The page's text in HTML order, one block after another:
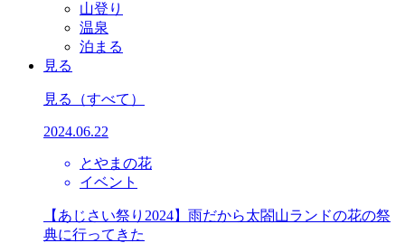
山登り
温泉
泊まる
見る
見る （すべて）
2024.06.22
とやまの花
イベント
【あじさい祭り2024】雨だから太閤山ランドの花の祭
典に行ってきた